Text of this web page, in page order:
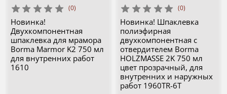
(0)
Новинка!
Двухкомпонентная
шпаклевка для мрамора
Borma Marmor K2 750 мл
для внутренних работ
1610
(0)
Новинка! Шпаклевка
полиэфирная
двухкомпонентная с
отвердителем Borma
HOLZMASSE 2K 750 мл
цвет прозрачный, для
внутренних и наружных
работ 1960TR-6T